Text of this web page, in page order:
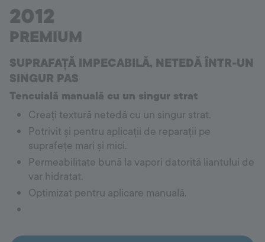
2012
PREMIUM
SUPRAFAȚĂ IMPECABILĂ, NETEDĂ ÎNTR-UN
SINGUR PAS
Tencuială manuală cu un singur strat
Creați textură netedă cu un singur strat.
Potrivit și pentru aplicații de reparații pe
suprafețe mari și mici.
Permeabilitate bună la vapori datorită liantului de
var hidratat.
Optimizat pentru aplicare manuală.